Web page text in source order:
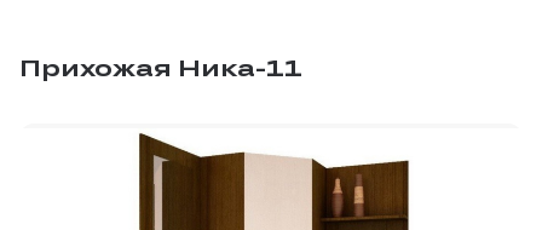
Прихожая Ника-11